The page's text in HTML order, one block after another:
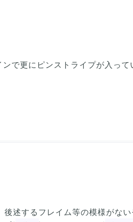
で更にピンストライプが入って
述するフレイム等の模様がない